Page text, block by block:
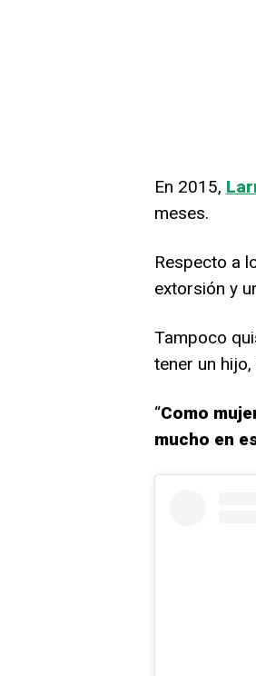
En 2015,
meses.
Respecto a
extorsión y
Tampoco
tener un
“Como
mucho en